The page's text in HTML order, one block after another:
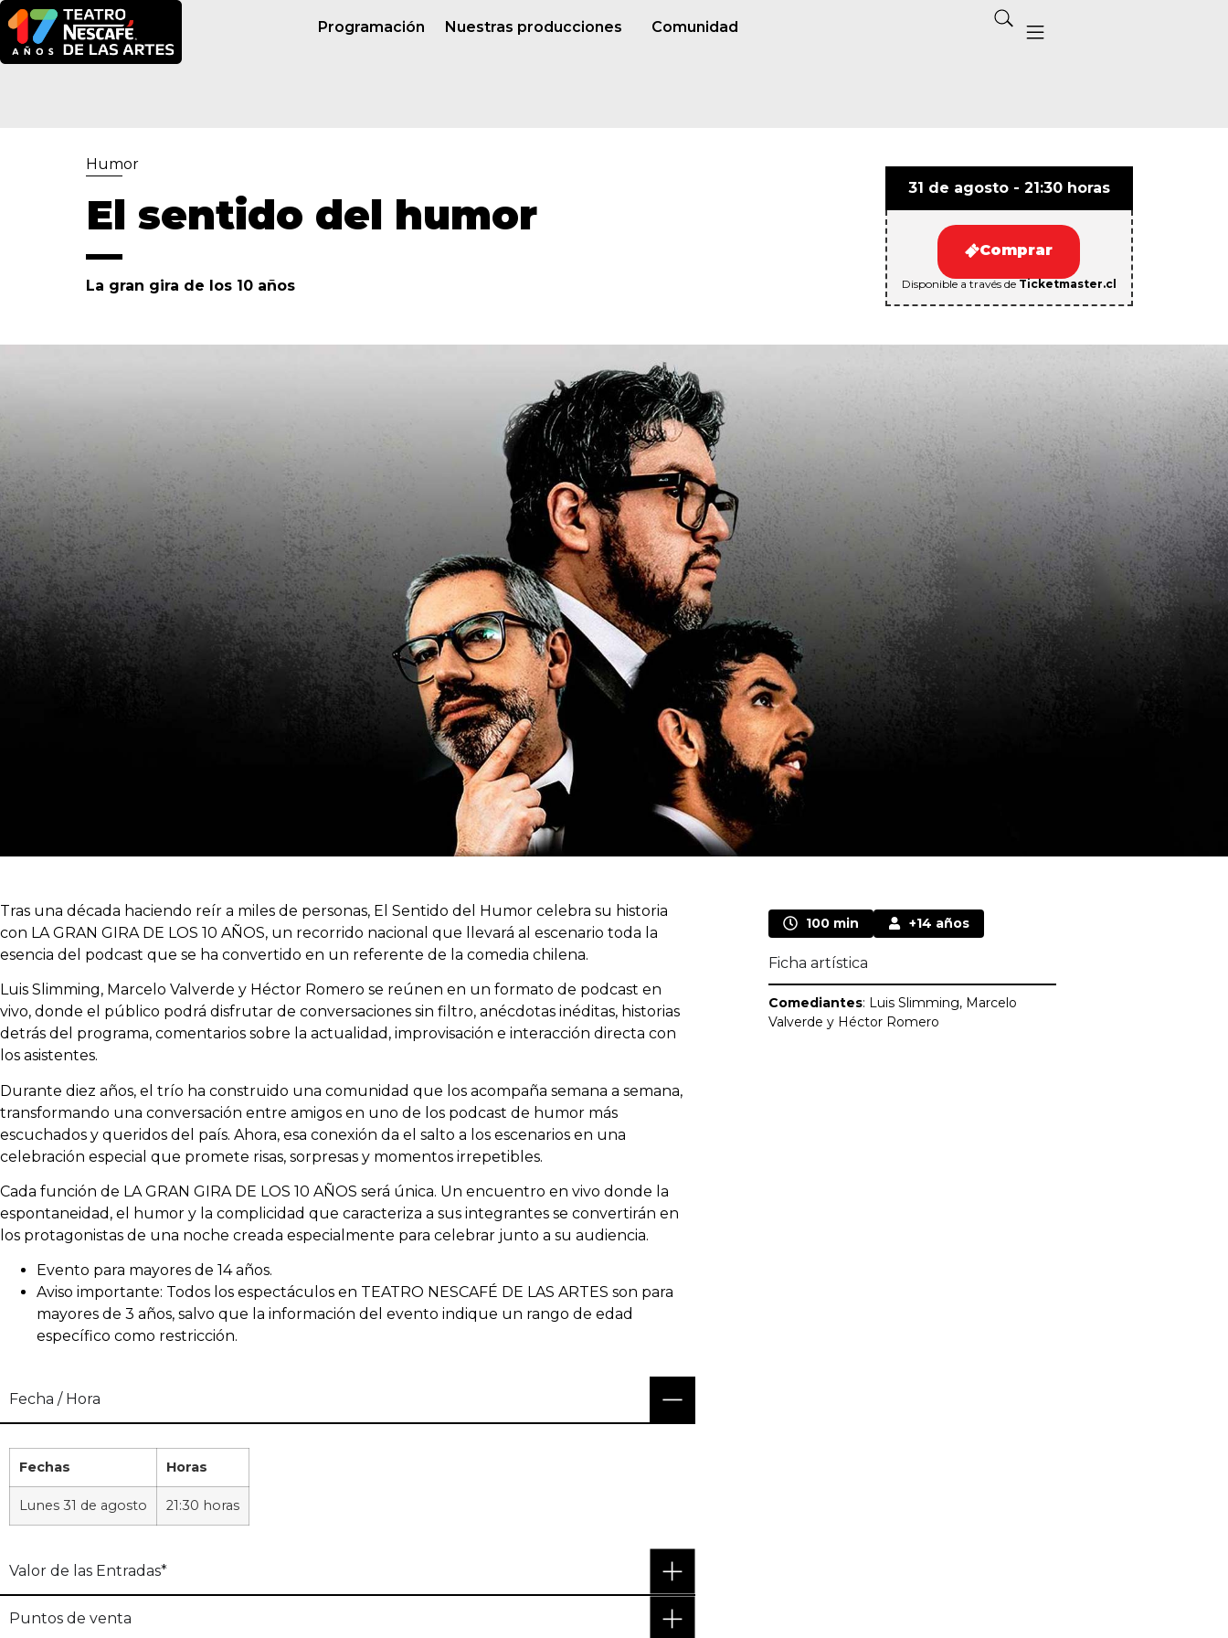
Programación Nuestras producciones Comunidad
Humor
El sentido del humor
La gran gira de los 10 años
31 de agosto - 21:30 horas
Comprar
Disponible a través de Ticketmaster.cl
Tras una década haciendo reír a miles de personas, El Sentido del Humor celebra su historia
con LA GRAN GIRA DE LOS 10 AÑOS, un recorrido nacional que llevará al escenario toda la
esencia del podcast que se ha convertido en un referente de la comedia chilena.
Luis Slimming, Marcelo Valverde y Héctor Romero se reúnen en un formato de podcast en
vivo, donde el público podrá disfrutar de conversaciones sin filtro, anécdotas inéditas, historias
detrás del programa, comentarios sobre la actualidad, improvisación e interacción directa con
los asistentes.
Durante diez años, el trío ha construido una comunidad que los acompaña semana a semana,
transformando una conversación entre amigos en uno de los podcast de humor más
escuchados y queridos del país. Ahora, esa conexión da el salto a los escenarios en una
celebración especial que promete risas, sorpresas y momentos irrepetibles.
Cada función de LA GRAN GIRA DE LOS 10 AÑOS será única. Un encuentro en vivo donde la
espontaneidad, el humor y la complicidad que caracteriza a sus integrantes se convertirán en
los protagonistas de una noche creada especialmente para celebrar junto a su audiencia.
Evento para mayores de 14 años.
Aviso importante: Todos los espectáculos en TEATRO NESCAFÉ DE LAS ARTES son para
mayores de 3 años, salvo que la información del evento indique un rango de edad
específico como restricción.
Fecha / Hora
Fechas Horas
Lunes 31 de agosto 21:30 horas
Valor de las Entradas*
Puntos de venta
100 min +14 años
Ficha artística
Comediantes: Luis Slimming, Marcelo
Valverde y Héctor Romero